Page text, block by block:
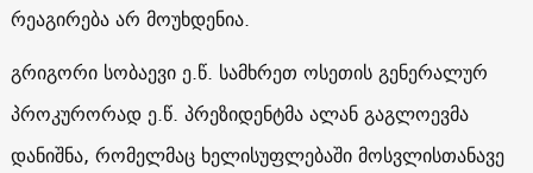
რეაგირება არ მოუხდენია.
გრიგორი სობაევი ე.წ. სამხრეთ ოსეთის გენერალურ
პროკურორად ე.წ. პრეზიდენტმა ალან გაგლოევმა
დანიშნა, რომელმაც ხელისუფლებაში მოსვლისთანავე